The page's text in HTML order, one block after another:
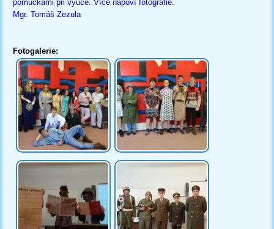
pomůckami při výuce. Více napoví fotografie.
Mgr. Tomáš Zezula
Fotogalerie: